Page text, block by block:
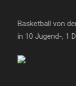
Basketball von
in 10 Jugend-, 1